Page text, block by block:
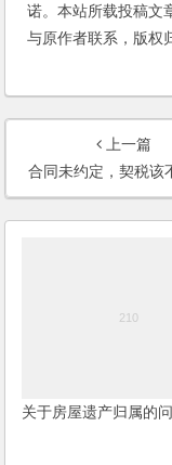
诺。本站所载投稿文
与原作者联系，版权
上一篇
合同未约定，契税该不该交？
关于房屋遗产归属的